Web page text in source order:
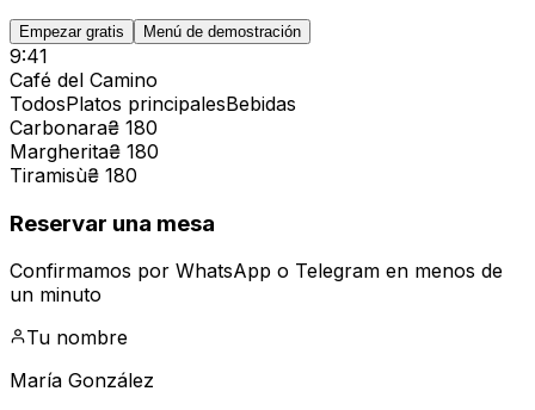
Empezar gratis Menú de demostración
9:41
Café del Camino
TodosPlatos principalesBebidas
Carbonara₴ 180
Margherita₴ 180
Tiramisù₴ 180
Reservar una mesa
Confirmamos por WhatsApp o Telegram en menos de
un minuto
Tu nombre
María González